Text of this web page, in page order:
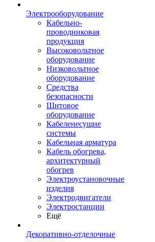
Электрооборудование
Кабельно-
проводниковая
продукция
Высоковольтное
оборудование
Низковольтное
оборудование
Средства
безопасности
Щитовое
оборудование
Кабеленесущие
системы
Кабельная арматура
Кабель обогрева,
архитектурный
обогрев
Электроустановочные
изделия
Электродвигатели
Электростанции
Ещё
Декоративно-отделочные